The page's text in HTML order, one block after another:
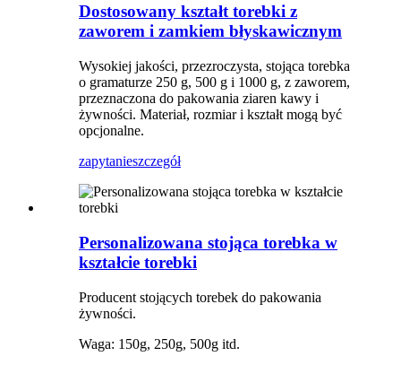
Dostosowany kształt torebki z
zaworem i zamkiem błyskawicznym
Wysokiej jakości, przezroczysta, stojąca torebka
o gramaturze 250 g, 500 g i 1000 g, z zaworem,
przeznaczona do pakowania ziaren kawy i
żywności. Materiał, rozmiar i kształt mogą być
opcjonalne.
zapytanieszczegół
Personalizowana stojąca torebka w
kształcie torebki
Producent stojących torebek do pakowania
żywności.
Waga: 150g, 250g, 500g itd.